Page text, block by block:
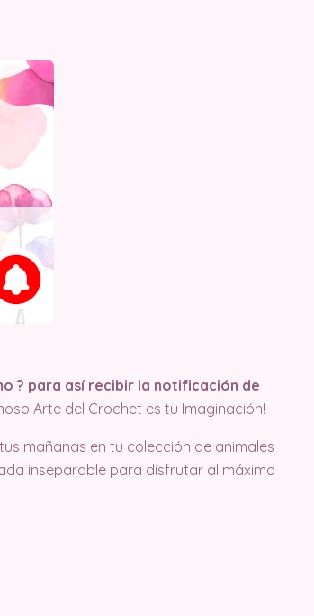
? para así recibir la notificación de
Arte del Crochet es tu Imaginación!
mañanas en tu colección de animales
inseparable para disfrutar al máximo